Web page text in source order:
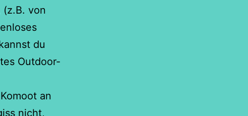
von
du
Outdoor-
an
nicht,